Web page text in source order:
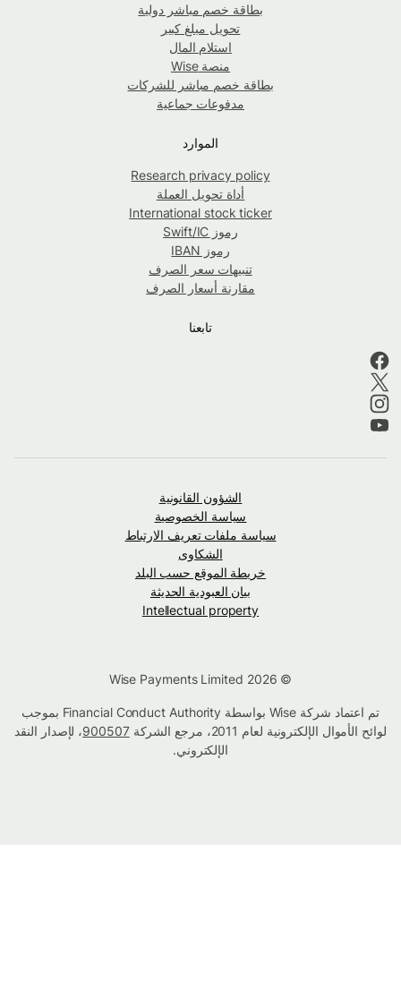
بطاقة خصم مباشر دولية
تحويل مبلغ كبير
استلام المال
منصة Wise
بطاقة خصم مباشر للشركات
مدفوعات جماعية
الموارد
Research privacy policy
أداة تحويل العملة
International stock ticker
رموز Swift/IC
رموز IBAN
تنبيهات سعر الصرف
مقارنة أسعار الصرف
تابعنا
الشؤون القانونية
سياسة الخصوصية
سياسة ملفات تعريف الارتباط
الشكاوى
خريطة الموقع حسب البلد
بيان العبودية الحديثة
Intellectual property
تم اعتماد شركة Wise بواسطة Financial Conduct Authority بموجب
لوائح الأموال الإلكترونية لعام 2011، مرجع الشركة
900507، لإصدار النقد
الإلكتروني.